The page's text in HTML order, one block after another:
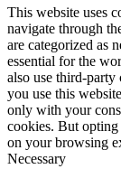
This website uses
navigate through
are categorized as
essential for the
also use third-party
you use this
only with your
cookies. But opting
on your browsing
Necessary